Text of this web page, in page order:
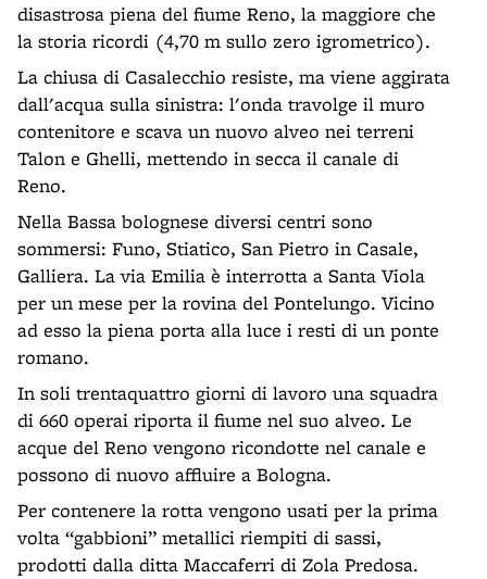
disastrosa piena del fiume Reno, la maggiore che
la storia ricordi (4,70 m sullo zero igrometrico).
La chiusa di Casalecchio resiste, ma viene aggirata
dall'acqua sulla sinistra: l'onda travolge il muro
contenitore e scava un nuovo alveo nei terreni
Talon e Ghelli, mettendo in secca il canale di
Reno.
Nella Bassa bolognese diversi centri sono
sommersi: Funo, Stiatico, San Pietro in Casale,
Galliera. La via Emilia è interrotta a Santa Viola
per un mese per la rovina del Pontelungo. Vicino
ad esso la piena porta alla luce i resti di un ponte
romano.
In soli trentaquattro giorni di lavoro una squadra
di 660 operai riporta il fiume nel suo alveo. Le
acque del Reno vengono ricondotte nel canale e
possono di nuovo affluire a Bologna.
Per contenere la rotta vengono usati per la prima
volta “gabbioni” metallici riempiti di sassi,
prodotti dalla ditta Maccaferri di Zola Predosa.